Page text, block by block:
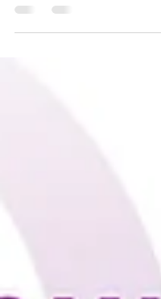
aumentar el tamaño de
dependencia de la